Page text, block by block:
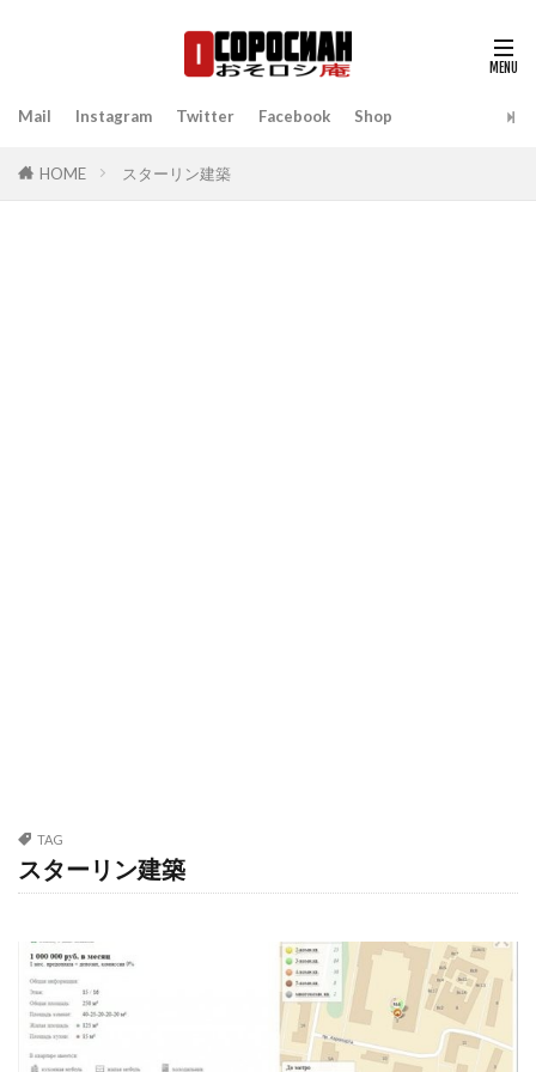
Mail Instagram Twitter Facebook Shop
HOME スターリン建築
TAG
スターリン建築